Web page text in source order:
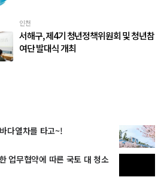
인천
서해구, 제4기 청년정책위원회 및 청년참
여단 발대식 개최
다열차를 타고~!
업무협약에 따른 국토 대 청소